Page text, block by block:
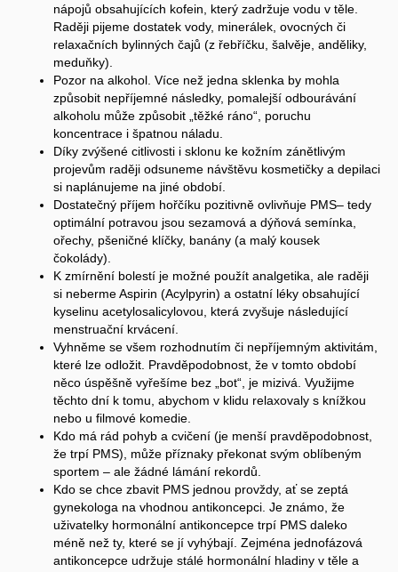
nápojů obsahujících kofein, který zadržuje vodu v těle.
Raději pijeme dostatek vody, minerálek, ovocných či
relaxačních bylinných čajů (z řebříčku, šalvěje, anděliky,
meduňky).
Pozor na alkohol. Více než jedna sklenka by mohla
způsobit nepříjemné následky, pomalejší odbourávání
alkoholu může způsobit „těžké ráno“, poruchu
koncentrace i špatnou náladu.
Díky zvýšené citlivosti i sklonu ke kožním zánětlivým
projevům raději odsuneme návštěvu kosmetičky a depilaci
si naplánujeme na jiné období.
Dostatečný příjem hořčíku pozitivně ovlivňuje PMS– tedy
optimální potravou jsou sezamová a dýňová semínka,
ořechy, pšeničné klíčky, banány (a malý kousek
čokolády).
K zmírnění bolestí je možné použít analgetika, ale raději
si neberme Aspirin (Acylpyrin) a ostatní léky obsahující
kyselinu acetylosalicylovou, která zvyšuje následující
menstruační krvácení.
Vyhněme se všem rozhodnutím či nepříjemným aktivitám,
které lze odložit. Pravděpodobnost, že v tomto období
něco úspěšně vyřešíme bez „bot“, je mizivá. Využijme
těchto dní k tomu, abychom v klidu relaxovaly s knížkou
nebo u filmové komedie.
Kdo má rád pohyb a cvičení (je menší pravděpodobnost,
že trpí PMS), může příznaky překonat svým oblíbeným
sportem – ale žádné lámání rekordů.
Kdo se chce zbavit PMS jednou provždy, ať se zeptá
gynekologa na vhodnou antikoncepci. Je známo, že
uživatelky hormonální antikoncepce trpí PMS daleko
méně než ty, které se jí vyhýbají. Zejména jednofázová
antikoncepce udržuje stálé hormonální hladiny v těle a